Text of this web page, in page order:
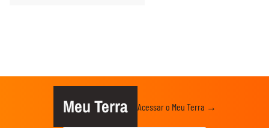
Meu Terra Acessar o Meu Terra →